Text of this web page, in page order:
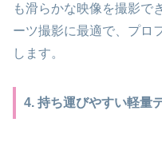
も滑らかな映像を撮影で
ーツ撮影に最適で、プロ
します。
4. 持ち運びやすい軽量